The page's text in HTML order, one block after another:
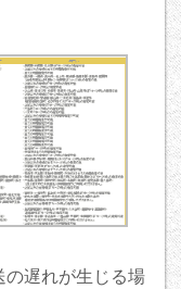
の遅れが生じる場